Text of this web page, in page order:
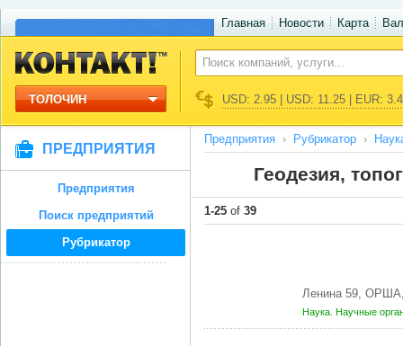
Главная Новости Карта
ТОЛОЧИН USD: 2.95 | USD: 11.25 | EUR:
ПРЕДПРИЯТИЯ
Предприятия
Поиск предприятий
Рубрикатор
Предприятия Рубрикатор
Геодезия,
1-25 of 39
Ленина 59,
Наука. Научные